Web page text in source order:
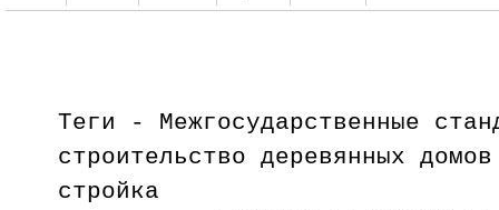
Теги - Межгосударственные
строительство деревянных
стройка